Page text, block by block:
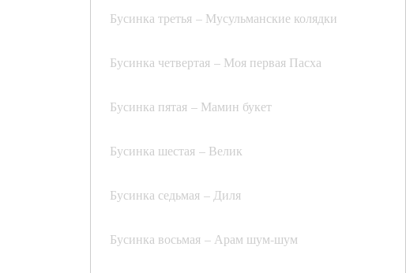
Бусинка третья – Мусульманские колядки
Бусинка четвертая – Моя первая Пасха
Бусинка пятая – Мамин букет
Бусинка шестая – Велик
Бусинка седьмая – Диля
Бусинка восьмая – Арам шум-шум